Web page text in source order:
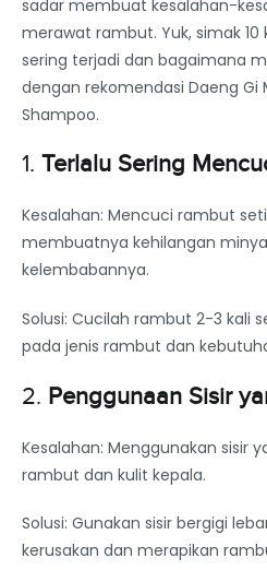
sadar membuat kesalahan-
merawat rambut. Yuk, simak
sering terjadi dan bagaimana
dengan rekomendasi Daeng Gi
Shampoo.
1. Terlalu Sering
Kesalahan: Mencuci rambut
membuatnya kehilangan
kelembabannya.
Solusi: Cucilah rambut 2-3 kali
pada jenis rambut dan
2. Penggunaan Sisir
Kesalahan: Menggunakan sisir
rambut dan kulit kepala.
Solusi: Gunakan sisir bergigi
kerusakan dan merapikan